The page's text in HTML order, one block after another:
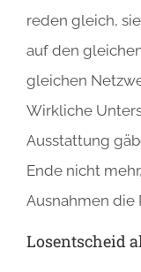
reden gleich,
auf den
gleichen
Wirkliche
Ausstattung
Ende nicht
Ausnahmen die
Losentscheid